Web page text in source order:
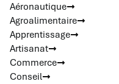
Aéronautique
Agroalimentaire
Apprentissage
Artisanat
Commerce
Conseil